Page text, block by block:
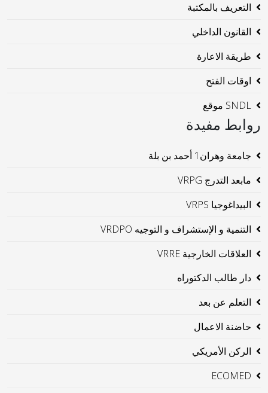
التعريف بالمكتبة
القانون الداخلي
طريقة الاعارة
اوقات الفتح
SNDL موقع
روابط مفيدة
جامعة وهران1 أحمد بن بلة
مابعد التدرج VRPG
البيداغوجيا VRPS
التنمية و الإستشراف و التوجيه VRDPO
العلاقات الخارجية VRRE
دار طالب الدكتوراه
التعلم عن بعد
حاضنة الاعمال
الركن الأمريكي
ECOMED